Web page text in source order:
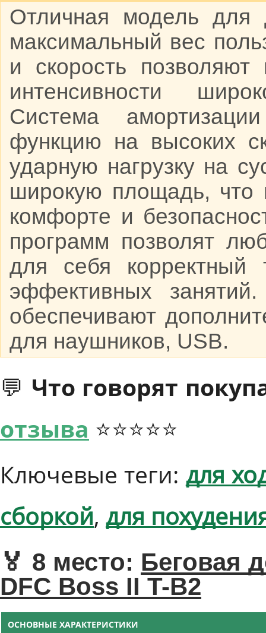
Отличная модель для
максимальный вес
и скорость позволяют
интенсивности
Система
функцию на высоких
ударную нагрузку на
широкую площадь, что
комфорте и
программ позволят
для себя корректный
эффективных
обеспечивают
для наушников, USB.
💬 Что говорят
отзыва ⭐⭐⭐⭐⭐
Ключевые теги: для
сборкой, для
🏅 8 место: Беговая
DFC Boss II T-B2
ОСНОВНЫЕ ХАРАКТЕРИСТИКИ